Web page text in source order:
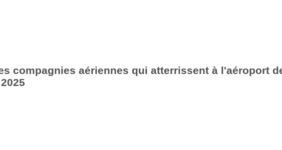
compagnies aériennes qui atterrissent à l'aéroport